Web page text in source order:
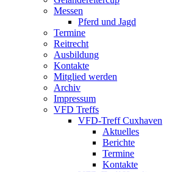
Messen
Pferd und Jagd
Termine
Reitrecht
Ausbildung
Kontakte
Mitglied werden
Archiv
Impressum
VFD Treffs
VFD-Treff Cuxhaven
Aktuelles
Berichte
Termine
Kontakte